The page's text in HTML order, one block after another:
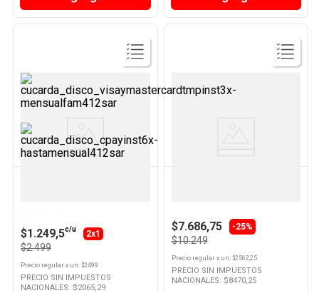
Ver
Producto
$1.249,5c/u 2x1
$2.499
Precio regular x un: $2499
PRECIO SIN IMPUESTOS
NACIONALES: $2065,29
Ver
Producto
$7.686,75 -25%
$10.249
Precio regularx un: $2562,25
PRECIO SIN IMPUESTOS
NACIONALES: $8470,25